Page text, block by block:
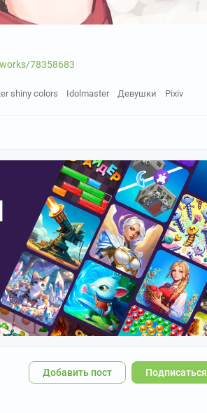
78358683
shiny colors Idolmaster Девушки Pixiv
Подписаться
Добавить пост